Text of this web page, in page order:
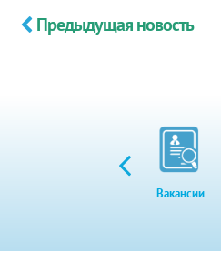
Предыдущая новость
Вакансии